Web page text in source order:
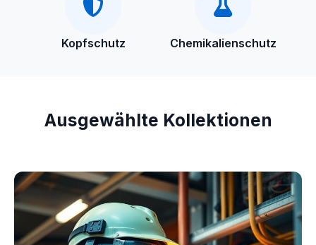
Kopfschutz Chemikalienschutz
Ausgewählte Kollektionen